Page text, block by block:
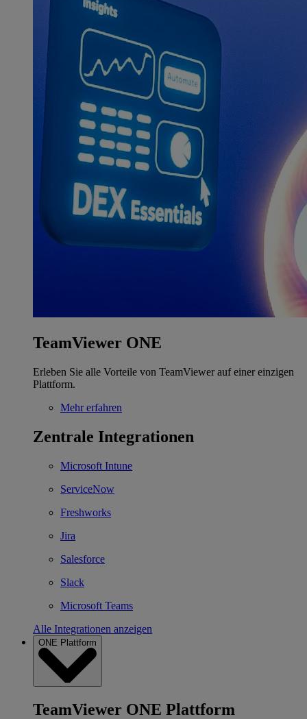
TeamViewer ONE
Erleben Sie alle Vorteile von TeamViewer auf einer einzigen
Plattform.
Mehr erfahren
Zentrale Integrationen
Microsoft Intune
ServiceNow
Freshworks
Jira
Salesforce
Slack
Microsoft Teams
Alle Integrationen anzeigen
ONE Plattform
TeamViewer ONE Plattform